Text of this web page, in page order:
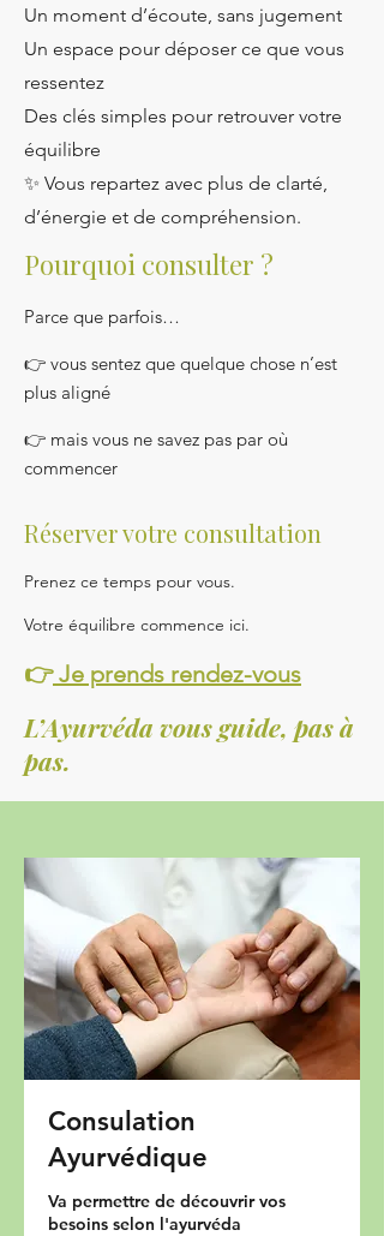
Un moment d’écoute, sans jugement
Un espace pour déposer ce que vous
ressentez
Des clés simples pour retrouver votre
équilibre
✨ Vous repartez avec plus de clarté,
d’énergie et de compréhension.
Pourquoi consulter ?
Parce que parfois…
👉 vous sentez que quelque chose n’est
plus aligné
👉 mais vous ne savez pas par où
commencer
Réserver votre consultation
Prenez ce temps pour vous.
Votre équilibre commence ici.
👉Je prends rendez-vous
L’Ayurvéda vous guide, pas à
pas.
Consulation
Ayurvédique
Va permettre de découvrir vos
besoins selon l'ayurvéda